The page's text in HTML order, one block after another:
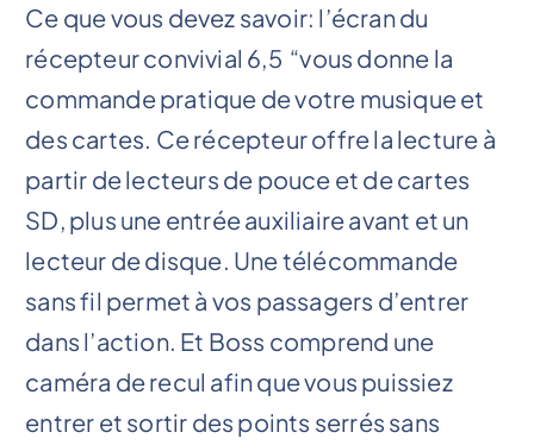
Ce que vous devez savoir: l’écran du
récepteur convivial 6,5 “vous donne la
commande pratique de votre musique et
des cartes. Ce récepteur offre la lecture à
partir de lecteurs de pouce et de cartes
SD, plus une entrée auxiliaire avant et un
lecteur de disque. Une télécommande
sans fil permet à vos passagers d’entrer
dans l’action. Et Boss comprend une
caméra de recul afin que vous puissiez
entrer et sortir des points serrés sans